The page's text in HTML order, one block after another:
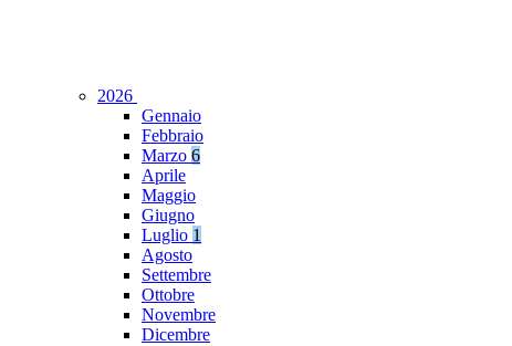
2026
Gennaio
Febbraio
Marzo 6
Aprile
Maggio
Giugno
Luglio 1
Agosto
Settembre
Ottobre
Novembre
Dicembre